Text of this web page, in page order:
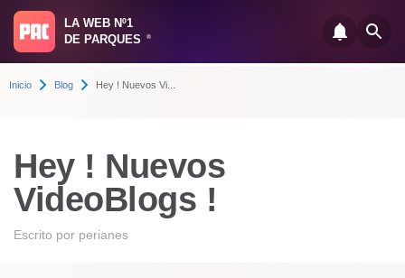
LA WEB Nº1
DE PARQUES
®
Inicio Blog Hey ! Nuevos Vi...
Hey ! Nuevos
VideoBlogs !
Escrito por perianes